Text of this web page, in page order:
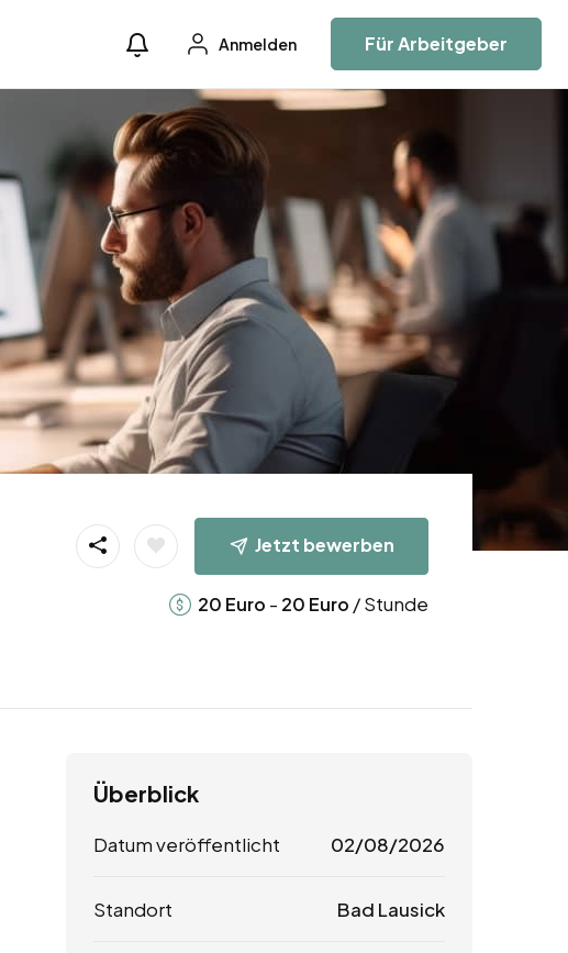
Anmelden Für Arbeitgeber
Jetzt bewerben
20 Euro - 20 Euro / Stunde
Überblick
Datum veröffentlicht 02/08/2026
Standort Bad Lausick